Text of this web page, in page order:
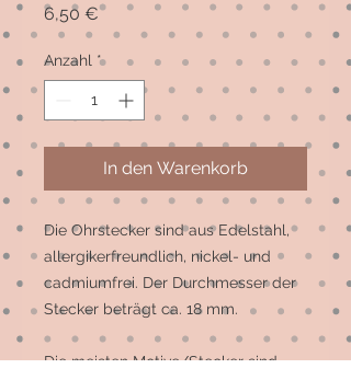
6,50 €Preis
Anzahl *
In den Warenkorb
Die Ohrstecker sind aus Edelstahl,
allergikerfreundlich, nickel- und
cadmiumfrei. Der Durchmesser der
Stecker beträgt ca. 18 mm.
Die meisten Motive/Stecker sind